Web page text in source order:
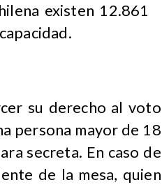
existen 12.861
su derecho al voto
persona mayor de 18
secreta. En caso de
de la mesa, quien